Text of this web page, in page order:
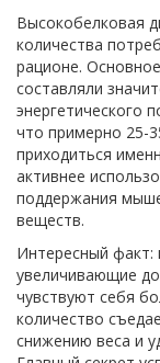
Высокобелковая
количества
рационе.
составляли
энергетического
что примерно 25-
приходиться
активнее
поддержания
веществ.
Интересный факт:
увеличивающие
чувствуют себя
количество
снижению веса и